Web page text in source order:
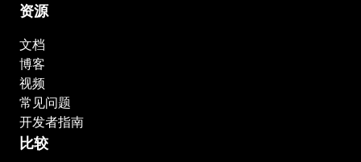
资源
文档
博客
视频
常见问题
开发者指南
比较